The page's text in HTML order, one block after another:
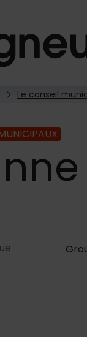
Retour à
site
Le conseil
de